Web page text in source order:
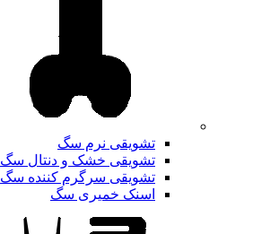
تشویقی نرم سگ
تشویقی خشک و دنتال سگ
تشویقی سرگرم کننده سگ
اسنک خمیری سگ